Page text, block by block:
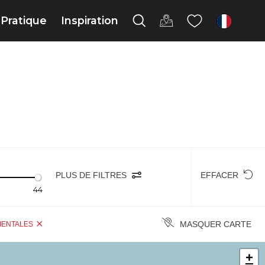
Pratique Inspiration fr
44
PLUS DE FILTRES EFFACER
MASQUER CARTE
+